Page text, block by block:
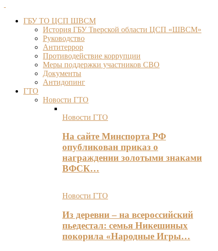
ГБУ ТО ЦСП ШВСМ
История ГБУ Тверской области ЦСП «ШВСМ»
Руководство
Антитеррор
Противодействие коррупции
Меры поддержки участников СВО
Документы
Антидопинг
ГТО
Новости ГТО
Новости ГТО
На сайте Минспорта РФ
опубликован приказ о
награждении золотыми знаками
ВФСК…
Новости ГТО
Из деревни – на всероссийский
пьедестал: семья Никешиных
покорила «Народные Игры…